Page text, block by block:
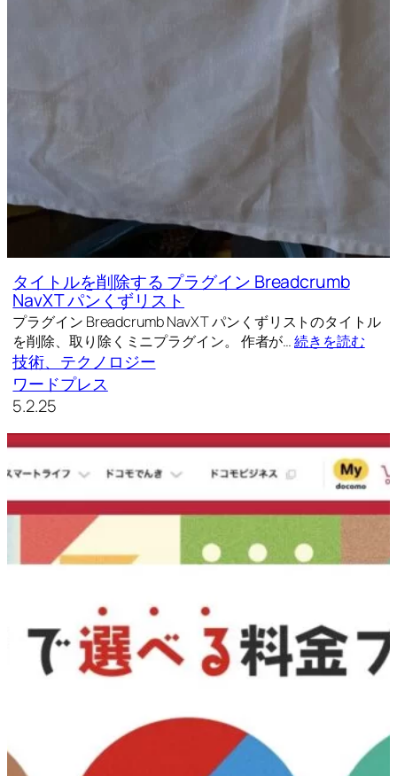
タイトルを削除する プラグイン Breadcrumb
NavXT パンくずリスト
プラグイン Breadcrumb NavXT パンくずリストのタイトル
を削除、取り除くミニプラグイン。 作者が…続きを読む
技術、テクノロジー
ワードプレス
5.2.25